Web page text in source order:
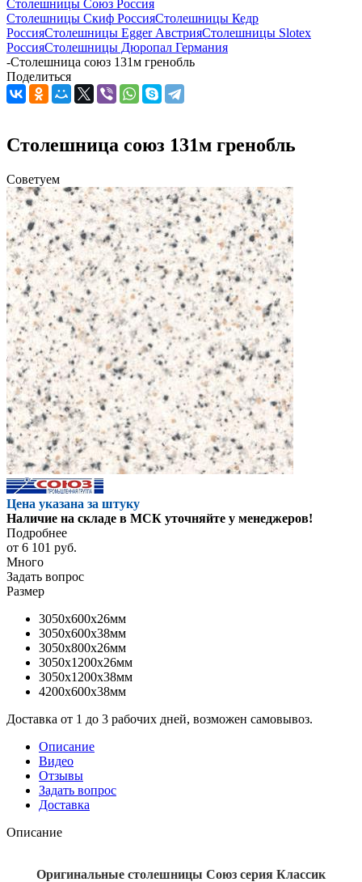
Столешницы Союз Россия
Столешницы Скиф РоссияСтолешницы Кедр
РоссияСтолешницы Egger АвстрияСтолешницы Slotex
РоссияСтолешницы Дюропал Германия
-Столешница союз 131м гренобль
Поделиться
Столешница союз 131м гренобль
Советуем
Цена указана за штуку
Наличие на складе в МСК уточняйте у менеджеров!
Подробнее
от 6 101 руб.
Много
Задать вопрос
Размер
3050x600x26мм
3050x600x38мм
3050x800x26мм
3050x1200x26мм
3050x1200x38мм
4200x600x38мм
Доставка от 1 до 3 рабочих дней, возможен самовывоз.
Описание
Видео
Отзывы
Задать вопрос
Доставка
Описание
Оригинальные столешницы Союз серия Классик